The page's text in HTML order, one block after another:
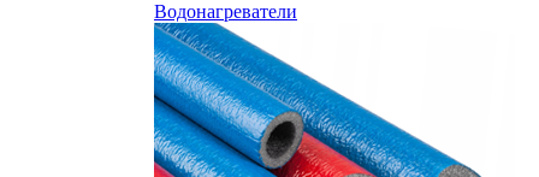
Водонагреватели